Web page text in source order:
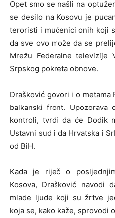
Opet smo se našli na
se desilo na Kosovu je
teroristi i mučenici onih koji
da sve ovo može da se
Mrežu Federalne televizije
Srpskog pokreta obnove.
Drašković govori i o metama
balkanski front.
kontroli, tvrdi da će Dodik
Ustavni sud i da Hrvatska i
od BiH.
Kada je riječ o
Kosova, Drašković navodi
mlade ljude koji su žrtve
koja se, kako kaže, sprovodi